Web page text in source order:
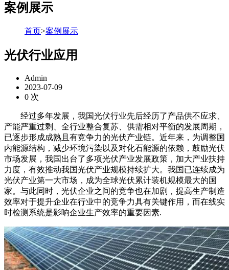
案例展示
首页>案例展示
光伏行业应用
Admin
2023-07-09
0 次
经过多年发展，我国光伏行业先后经历了产品供不应求、
产能严重过剩、全行业整合复苏、供需相对平衡的发展周期，
已逐步形成成熟且有竞争力的光伏产业链。近年来，为调整国
内能源结构，减少环境污染以及对化石能源的依赖，鼓励光伏
市场发展，我国出台了多项光伏产业发展政策，加大产业扶持
力度，有效推动我国光伏产业规模持续扩大。我国已连续成为
光伏产业第一大市场，成为全球光伏累计装机规模最大的国
家。与此同时，光伏企业之间的竞争也在加剧，提高生产制造
效率对于提升企业在行业中的竞争力具有关键作用，而在线实
时检测系统是影响企业生产效率的重要因素.